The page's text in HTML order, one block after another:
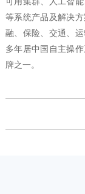
等系统产品及解决
融、保险、交通、
多年居中国自主操
牌之一。